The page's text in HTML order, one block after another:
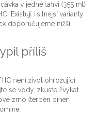
v jedné lahvi (355 ml)
Existují i silnější varianty
doporučujeme nižší
příliš
není život ohrožující.
se vody, zkuste žvýkat
zrno (terpén pinen